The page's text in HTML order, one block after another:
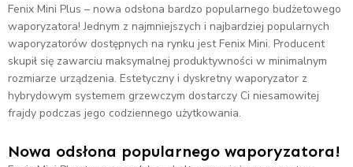
Fenix Mini Plus – nowa odsłona bardzo popularnego budżetowego
waporyzatora! Jednym z najmniejszych i najbardziej popularnych
waporyzatorów dostępnych na rynku jest Fenix Mini. Producent
skupił się zawarciu maksymalnej produktywności w minimalnym
rozmiarze urządzenia. Estetyczny i dyskretny waporyzator z
hybrydowym systemem grzewczym dostarczy Ci niesamowitej
frajdy podczas jego codziennego użytkowania.
Nowa odsłona popularnego waporyzatora!